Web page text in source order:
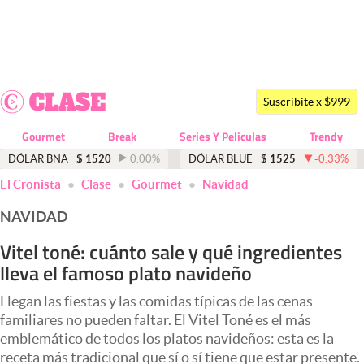
Dólar
Economía y Política
Finanzas y Mercados
Mercados Online
Negocios
Columnistas
Otras secciones
Apertura
Suscribite x $999
Gourmet Break Series Y Peliculas Trendy
DÓLAR BNA $ 1520 0.00% DÓLAR BLUE $ 1525 -0.33%
El Cronista Clase Gourmet Navidad
NAVIDAD
Vitel toné: cuánto sale y qué ingredientes
lleva el famoso plato navideño
Llegan las fiestas y las comidas típicas de las cenas
familiares no pueden faltar. El Vitel Toné es el más
emblemático de todos los platos navideños: esta es la
receta más tradicional que sí o sí tiene que estar presente.